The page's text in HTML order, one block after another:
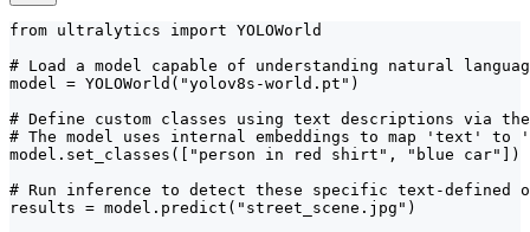
from ultralytics import YOLOWorld
# Load a model capable of understanding natural
model = YOLOWorld("yolov8s-world.pt")
# Define custom classes using text descriptions via the
# The model uses internal embeddings to map 'text'
model.set_classes(["person in red shirt", "blue car"])
# Run inference to detect these specific text-defined
results = model.predict("street_scene.jpg")